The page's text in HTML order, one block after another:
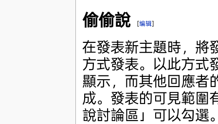
偷偷說 [编辑]
在發表新主題時，將
方式發表。以此方式
顯示，而其他回應者
成。發表的可見範圍
說討論區」可以勾選